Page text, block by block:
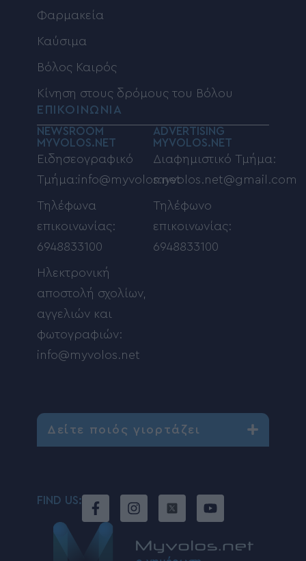
Φαρμακεία
Καύσιμα
Βόλος Καιρός
Κίνηση στους δρόμους του Βόλου
ΕΠΙΚΟΙΝΩΝΙΑ
NEWSROOM
MYVOLOS.NET
Ειδησεογραφικό
Τμήμα:info@myvolos.net
Τηλέφωνα
επικοινωνίας:
6948833100
Ηλεκτρονική
αποστολή σχολίων,
αγγελιών και
φωτογραφιών:
info@myvolos.net
ADVERTISING
MYVOLOS.NET
Διαφημιστικό Τμήμα:
myvolos.net@gmail.com
Τηλέφωνο
επικοινωνίας:
6948833100
Δείτε ποιός γιορτάζει
FIND US: